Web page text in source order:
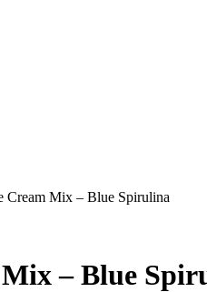
Cream Mix – Blue Spirulina
– Blue